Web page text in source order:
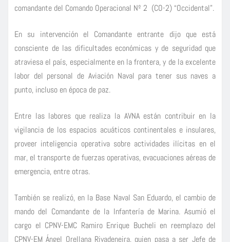
comandante del Comando Operacional Nº 2 (CO-2) “Occidental”.
En su intervención el Comandante entrante dijo que está
consciente de las dificultades económicas y de seguridad que
atraviesa el país, especialmente en la frontera, y de la excelente
labor del personal de Aviación Naval para tener sus naves a
punto, incluso en época de paz.
Entre las labores que realiza la AVNA están contribuir en la
vigilancia de los espacios acuáticos continentales e insulares,
proveer inteligencia operativa sobre actividades ilícitas en el
mar, el transporte de fuerzas operativas, evacuaciones aéreas de
emergencia, entre otras.
También se realizó, en la Base Naval San Eduardo, el cambio de
mando del Comandante de la Infantería de Marina. Asumió el
cargo el CPNV-EMC Ramiro Enrique Bucheli en reemplazo del
CPNV-EM Ángel Orellana Rivadeneira, quien pasa a ser Jefe de